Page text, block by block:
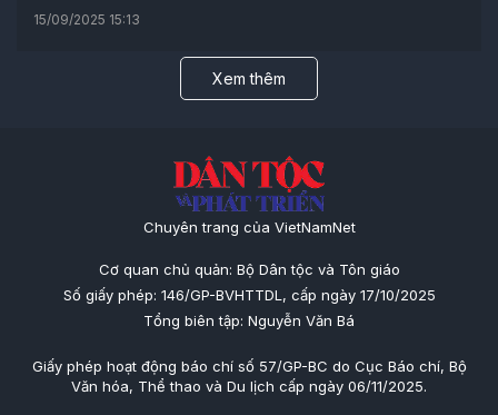
15/09/2025 15:13
Xem thêm
Chuyên trang của VietNamNet
Cơ quan chủ quản: Bộ Dân tộc và Tôn giáo
Số giấy phép: 146/GP-BVHTTDL, cấp ngày 17/10/2025
Tổng biên tập: Nguyễn Văn Bá
Giấy phép hoạt động báo chí số 57/GP-BC do Cục Báo chí, Bộ
Văn hóa, Thể thao và Du lịch cấp ngày 06/11/2025.